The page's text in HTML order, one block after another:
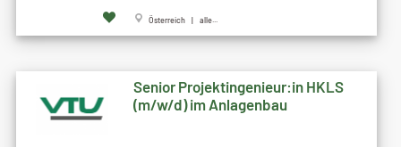
Österreich | alle...
Senior Projektingenieur:in HKLS
(m/w/d) im Anlagenbau